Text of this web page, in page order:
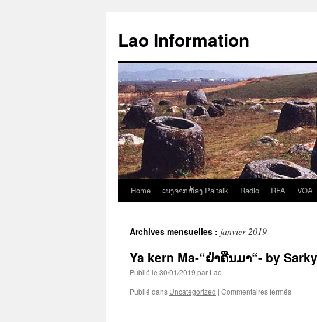
contenu
Lao Information
Home ເພງຈາກຫ້ອງ Paltalk Radio RFA VOA
Archives mensuelles : janvier 2019
Ya kern Ma-“ຢ່າຄືນມາ“- by
Publié le 30/01/2019 par Lao
Publié dans Uncategorized | Commentaires ferméssur